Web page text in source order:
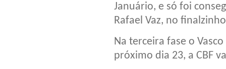
Januário, e só foi
Rafael Vaz, no
Na terceira fase o
próximo dia 23, a CBF